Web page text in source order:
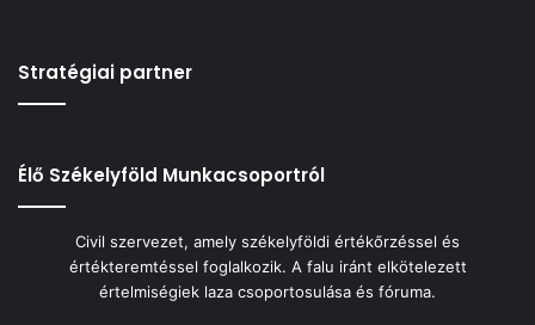
Stratégiai partner
Élő Székelyföld Munkacsoportról
Civil szervezet, amely székelyföldi értékőrzéssel és
értékteremtéssel foglalkozik. A falu iránt elkötelezett
értelmiségiek laza csoportosulása és fóruma.